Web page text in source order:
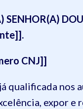
SENHOR(A)
CNJ]]
qualificada nos
expor e